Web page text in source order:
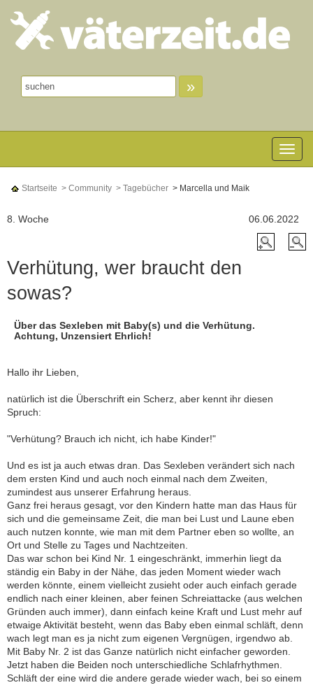
»
Toggle
Startseite > Community > Tagebücher > Marcella und Maik
06.06.2022
8. Woche
Verhütung, wer braucht den
sowas?
Über das Sexleben mit Baby(s) und die Verhütung.
Achtung, Unzensiert Ehrlich!
Hallo ihr Lieben,
natürlich ist die Überschrift ein Scherz, aber kennt ihr diesen
Spruch:
"Verhütung? Brauch ich nicht, ich habe Kinder!"
Und es ist ja auch etwas dran. Das Sexleben verändert sich nach
dem ersten Kind und auch noch einmal nach dem Zweiten,
zumindest aus unserer Erfahrung heraus.
Ganz frei heraus gesagt, vor den Kindern hatte man das Haus für
sich und die gemeinsame Zeit, die man bei Lust und Laune eben
auch nutzen konnte, wie man mit dem Partner eben so wollte, an
Ort und Stelle zu Tages und Nachtzeiten.
Das war schon bei Kind Nr. 1 eingeschränkt, immerhin liegt da
ständig ein Baby in der Nähe, das jeden Moment wieder wach
werden könnte, einem vielleicht zusieht oder auch einfach gerade
endlich nach einer kleinen, aber feinen Schreiattacke (aus welchen
Gründen auch immer), dann einfach keine Kraft und Lust mehr auf
etwaige Aktivität besteht, wenn das Baby eben einmal schläft, denn
wach legt man es ja nicht zum eigenen Vergnügen, irgendwo ab.
Mit Baby Nr. 2 ist das Ganze natürlich nicht einfacher geworden.
Jetzt haben die Beiden noch unterschiedliche Schlafrhythmen.
Schläft der eine wird die andere gerade wieder wach, bei so einem